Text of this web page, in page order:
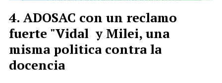
ADOSAC con un reclamo
fuerte "Vidal y Milei, una
misma politica contra la
docencia